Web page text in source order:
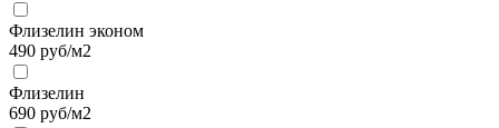
Флизелин эконом
490 руб/м2
Флизелин
690 руб/м2